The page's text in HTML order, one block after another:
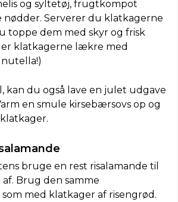
og syltetøj, frugtkompot
nødder. Serverer du klatkagerne
toppe dem med skyr og frisk
klatkagerne lækre med
kan du også lave en julet udgave
en smule kirsebærsovs op og
bruge en rest risalamande til
Brug den samme
med klatkager af risengrød.